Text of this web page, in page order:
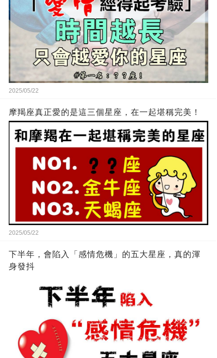
2025/05/22
摩羯座真正愛的是這三個星座，在一起堪稱完美！
2025/05/22
下半年，會陷入「感情危機」的五大星座，真的渾
身發抖